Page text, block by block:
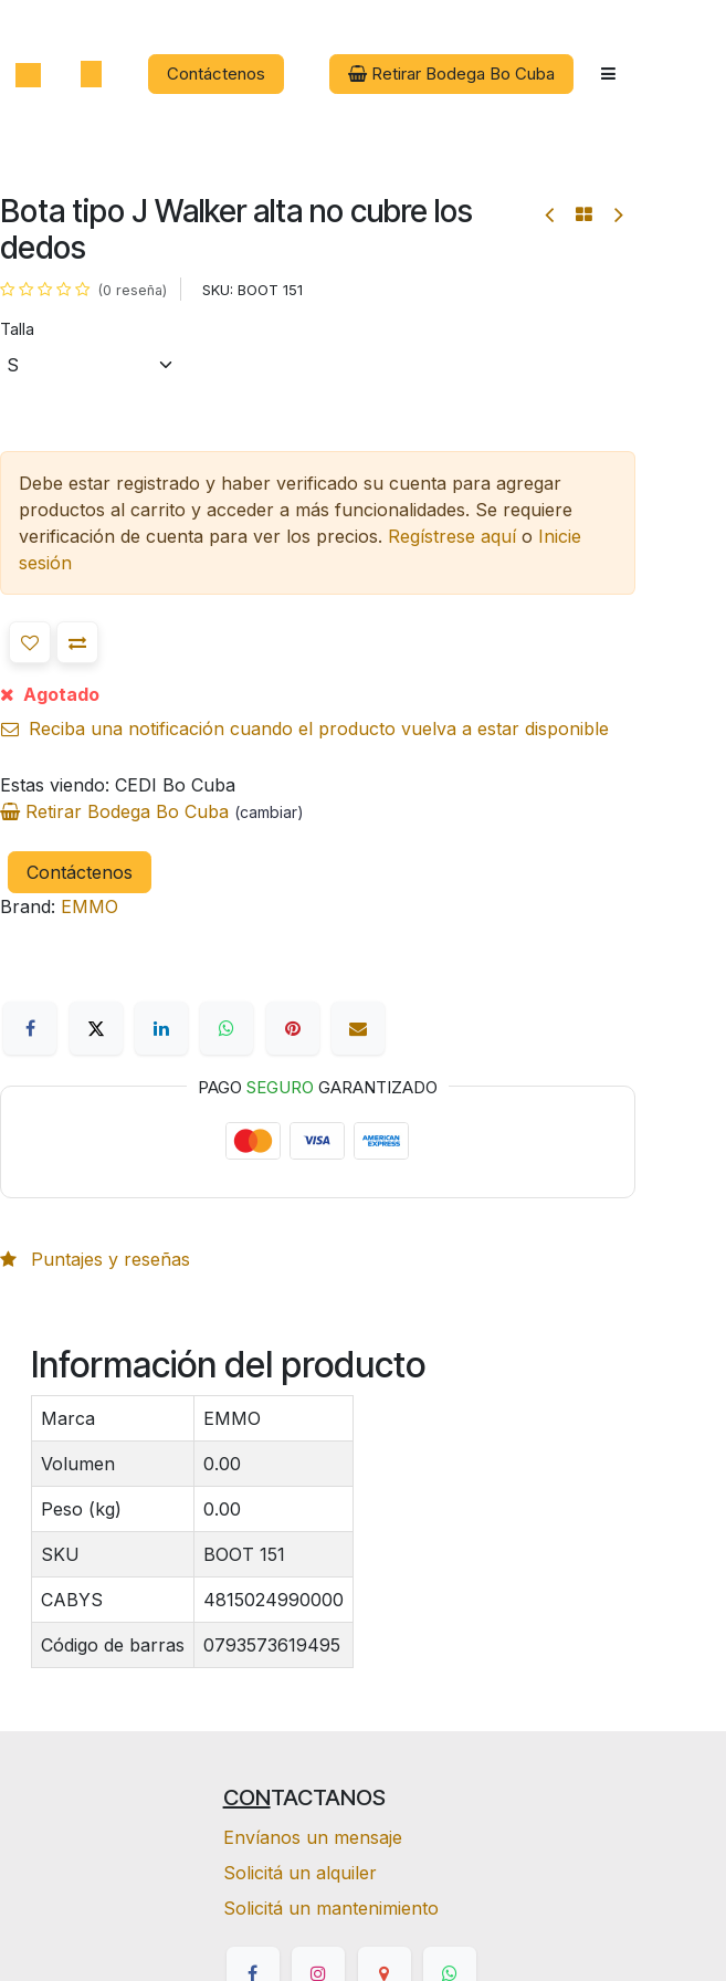
Contáctenos Retirar Bodega Bo Cuba
Bota tipo J Walker alta no cubre los
dedos
(0 reseña) SKU: BOOT 151
Talla
Debe estar registrado y haber verificado su cuenta para agregar
productos al carrito y acceder a más funcionalidades. Se requiere
verificación de cuenta para ver los precios. Regístrese aquío Inicie
sesión
Agotado
Reciba una notificación cuando el producto vuelva a estar disponible
Estas viendo: CEDI Bo Cuba
Retirar Bodega Bo Cuba (cambiar)
Contáctenos
Brand: EMMO
PAGO SEGURO GARANTIZADO
Puntajes y reseñas
Información del producto
Marca EMMO
Volumen 0.00
Peso (kg) 0.00
SKU BOOT 151
CABYS 4815024990000
Código de barras 0793573619495
CONTACTANOS
Envíanos un mensaje
Solicitá un alquiler
Solicitá un mantenimiento